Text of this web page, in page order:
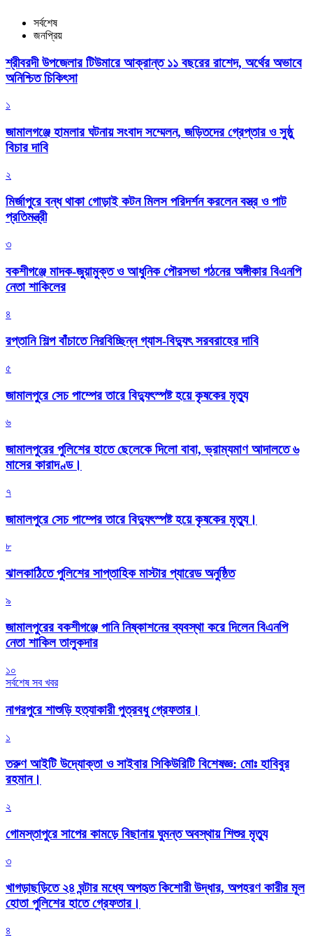
সর্বশেষ
জনপ্রিয়
শ্রীবরদী উপজেলার টিউমারে আক্রান্ত ১১ বছরের রাশেদ, অর্থের অভাবে
অনিশ্চিত চিকিৎসা
১
জামালগঞ্জে হামলার ঘটনায় সংবাদ সম্মেলন, জড়িতদের গ্রেপ্তার ও সুষ্ঠু
বিচার দাবি
২
মির্জাপুরে বন্ধ থাকা গোড়াই কটন মিলস পরিদর্শন করলেন বস্ত্র ও পাট
প্রতিমন্ত্রী
৩
বকশীগঞ্জে মাদক-জুয়ামুক্ত ও আধুনিক পৌরসভা গঠনের অঙ্গীকার বিএনপি
নেতা শাকিলের
৪
রপ্তানি শিল্প বাঁচাতে নিরবিচ্ছিন্ন গ্যাস-বিদ্যুৎ সরবরাহের দাবি
৫
জামালপুরে সেচ পাম্পের তারে বিদ্যুৎস্পষ্ট হয়ে কৃষকের মৃত্যু
৬
জামালপুরের পুলিশের হাতে ছেলেকে দিলো বাবা, ভ্রাম্যমাণ আদালতে ৬
মাসের কারাদণ্ড।
৭
জামালপুরে সেচ পাম্পের তারে বিদ্যুৎস্পষ্ট হয়ে কৃষকের মৃত্যু।
৮
‎ঝালকাঠিতে পুলিশের সাপ্তাহিক মাস্টার প্যারেড অনুষ্ঠিত
৯
জামালপুরের বকশীগঞ্জে পানি নিষ্কাশনের ব্যবস্থা করে দিলেন বিএনপি
নেতা শাকিল তালুকদার
১০
সর্বশেষ সব খবর
নাগরপুরে শাশুড়ি হত্যাকারী পুত্রবধু গ্রেফতার।
১
তরুণ আইটি উদ্যোক্তা ও সাইবার সিকিউরিটি বিশেষজ্ঞ: মোঃ হাবিবুর
রহমান।
২
গোমস্তাপুরে সাপের কামড়ে বিছানায় ঘুমন্ত অবস্থায় শিশুর মৃত্যু
৩
খাগড়াছড়িতে ২৪ ঘন্টার মধ্যে অপহৃত কিশোরী উদ্ধার, অপহরণ কারীর মূল
হোতা পুলিশের হাতে গ্রেফতার।
৪